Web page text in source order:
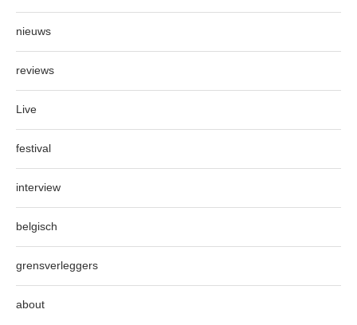
nieuws
reviews
Live
festival
interview
belgisch
grensverleggers
about